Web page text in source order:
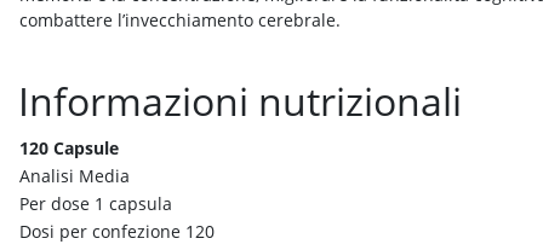
combattere l’invecchiamento cerebrale.
Informazioni nutrizionali
120 Capsule
Analisi Media
Per dose 1 capsula
Dosi per confezione 120